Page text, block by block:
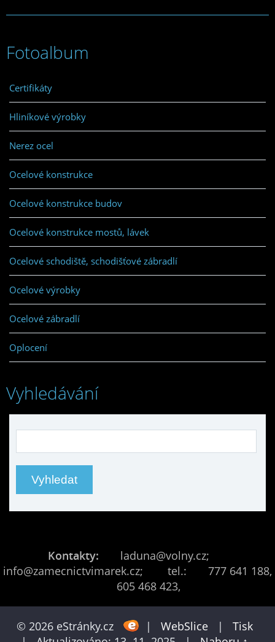
Fotoalbum
Certifikáty
Hliníkové výrobky
Nerez ocel
Ocelové konstrukce
Ocelové konstrukce budov
Ocelové konstrukce mostů, lávek
Ocelové schodiště, schodišťové zábradlí
Ocelové výrobky
Ocelové zábradlí
Oplocení
Vyhledávání
Kontakty:
laduna@volny.cz;
info@zamecnictvimarek.cz; tel.: 777 641 188,
605 468 423,
© 2026 eStránky.cz | WebSlice |
Tisk